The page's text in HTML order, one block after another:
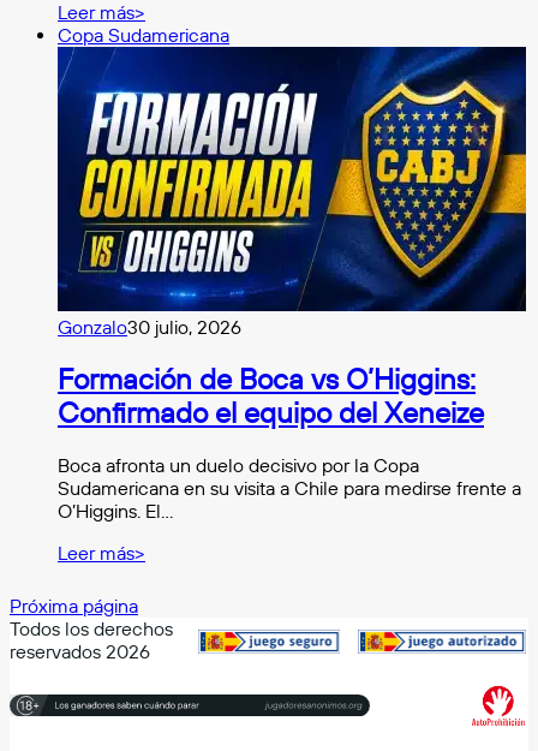
Leer más>
Copa Sudamericana
Gonzalo30 julio, 2026
Formación de Boca vs O’Higgins:
Confirmado el equipo del Xeneize
Boca afronta un duelo decisivo por la Copa
Sudamericana en su visita a Chile para medirse frente a
O’Higgins. El…
Leer más>
Próxima página
Todos los derechos
reservados 2026